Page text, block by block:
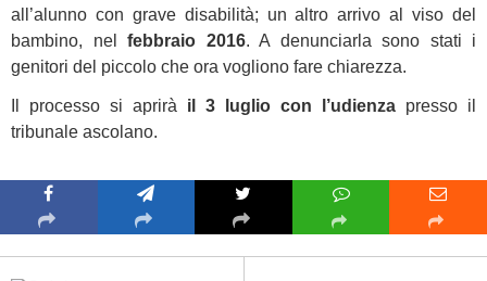
all’alunno con grave disabilità; un altro arrivo al viso del
bambino, nel febbraio 2016. A denunciarla sono stati i
genitori del piccolo che ora vogliono fare chiarezza.
Il processo si aprirà il 3 luglio con l’udienza presso il
tribunale ascolano.